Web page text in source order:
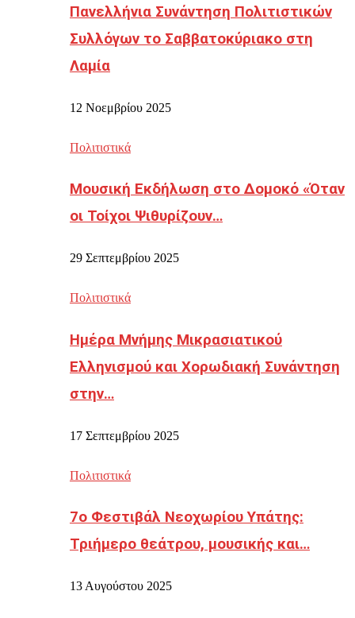
Πανελλήνια Συνάντηση Πολιτιστικών
Συλλόγων το Σαββατοκύριακο στη
Λαμία
12 Νοεμβρίου 2025
Πολιτιστικά
Μουσική Εκδήλωση στο Δομοκό «Όταν
οι Τοίχοι Ψιθυρίζουν…
29 Σεπτεμβρίου 2025
Πολιτιστικά
Ημέρα Μνήμης Μικρασιατικού
Ελληνισμού και Χορωδιακή Συνάντηση
στην…
17 Σεπτεμβρίου 2025
Πολιτιστικά
7ο Φεστιβάλ Νεοχωρίου Υπάτης:
Τριήμερο θεάτρου, μουσικής και…
13 Αυγούστου 2025